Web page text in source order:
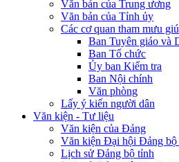
Văn bản của Trung ương
Văn bản của Tỉnh ủy
Các cơ quan tham mưu
Ban Tuyên giáo và
Ban Tổ chức
Ủy ban Kiểm tra
Ban Nội chính
Văn phòng
Lấy ý kiến người dân
Văn kiện - Tư liệu
Văn kiện của Đảng
Văn kiện Đại hội Đảng bộ
Lịch sử Đảng bộ tỉnh